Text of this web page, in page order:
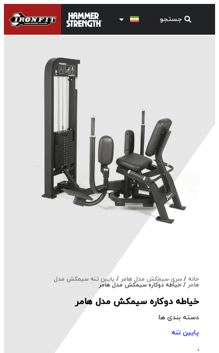
خانه / سری سیمکش مدل هامر / پایین تنه سیمکش مدل
هامر / خیاطه دوکاره سیمکش مدل هامر
خیاطه دوکاره سیمکش مدل هامر
دسته بندی ها:
پایین تنه
,